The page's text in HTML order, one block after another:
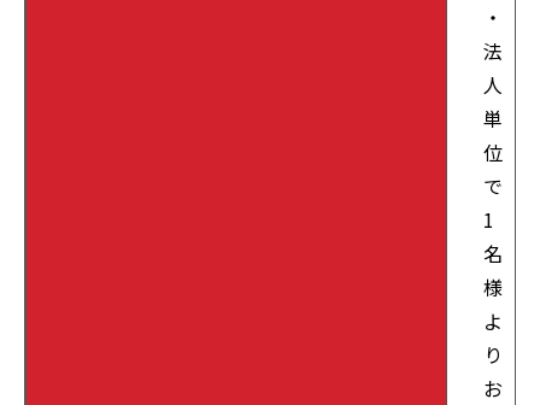
・
法
人
単
位
で
1
名
様
よ
り
お